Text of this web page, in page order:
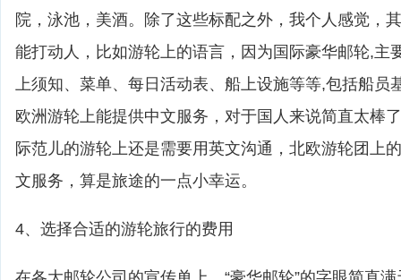
院，泳池，美酒。除了这些标配之外，我个人感觉，
能打动人，比如游轮上的语言，因为国际豪华邮轮,主
上须知、菜单、每日活动表、船上设施等等,包括船员
欧洲游轮上能提供中文服务，对于国人来说简直太棒
际范儿的游轮上还是需要用英文沟通，北欧游轮团上
文服务，算是旅途的一点小幸运。
4、选择合适的游轮旅行的费用